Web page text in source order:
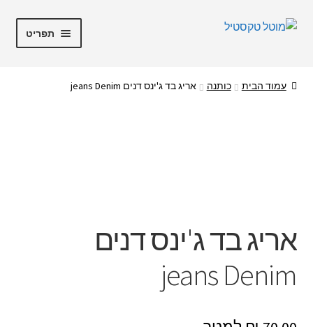
דלג
לדלג
תפריט
אודות
עמוד הבית כותנה אריג בד ג'ינס דנים jeans Denim
אריג בד ג'ינס דנים
jeans Denim